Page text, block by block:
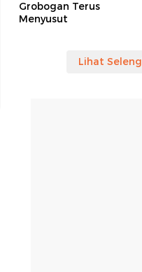
Grobogan Terus
Menyusut
Lihat